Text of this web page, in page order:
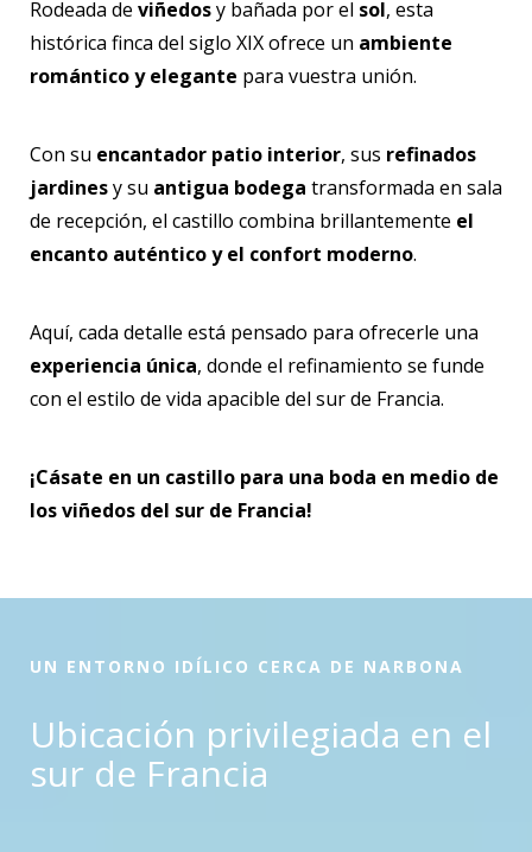
Rodeada de viñedosy bañada por el sol, esta
histórica finca del siglo XIX ofrece un ambiente
romántico y elegante para vuestra unión.
Con su encantador patio interior, sus refinados
jardinesy su antigua bodega transformada en sala
de recepción, el castillo combina brillantemente el
encanto auténtico y el confort moderno.
Aquí, cada detalle está pensado para ofrecerle una
experiencia única, donde el refinamiento se funde
con el estilo de vida apacible del sur de Francia.
¡Cásate en un castillo para una boda en medio de
los viñedos del sur de Francia!
UN ENTORNO IDÍLICO CERCA DE NARBONA
Ubicación privilegiada en el
sur de Francia